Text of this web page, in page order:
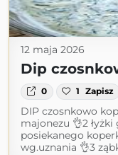
12 maja 2026
Dip
0 1 Zapisz
DIP czosnkowo
majonezu 👌2 łyżki
posiekanego
wg.uznania 👌3